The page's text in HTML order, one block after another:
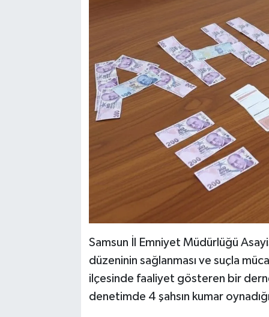
Samsun İl Emniyet Müdürlüğü
düzeninin sağlanması ve suçla
ilçesinde faaliyet gösteren bir
denetimde 4 şahsın kumar